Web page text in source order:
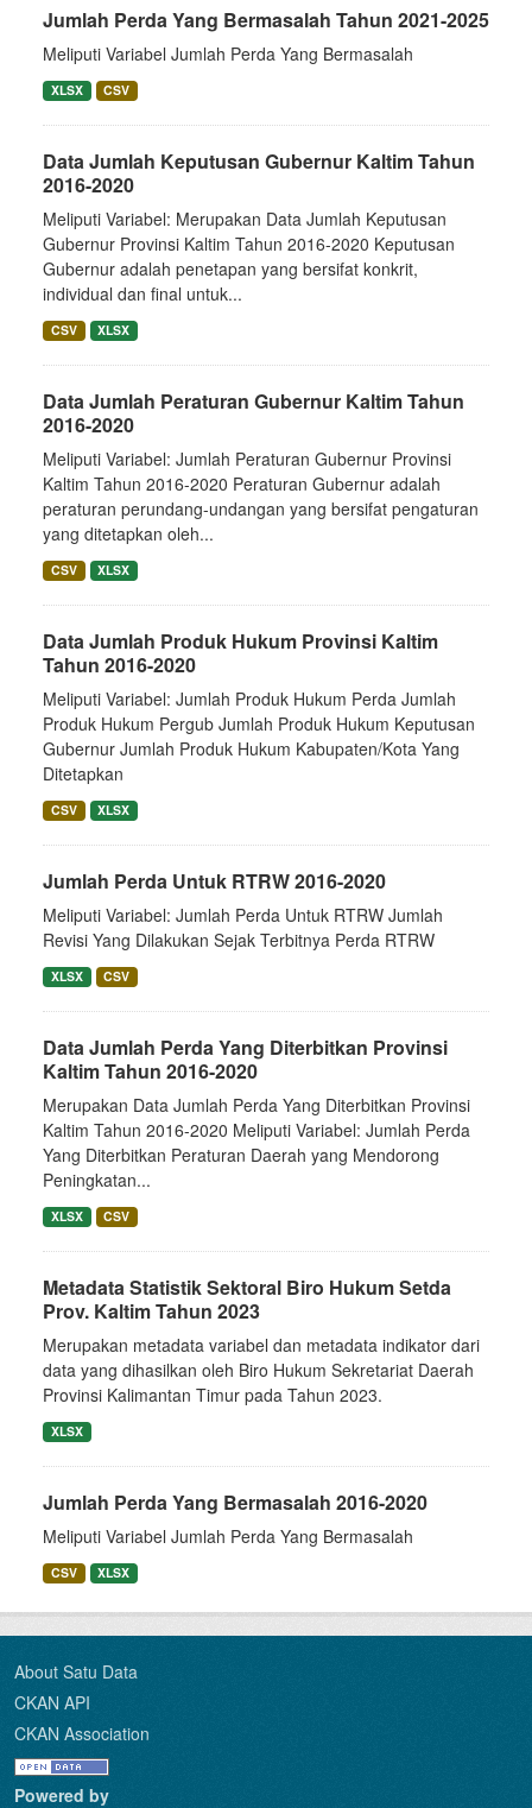
Jumlah Perda Yang Bermasalah Tahun 2021-2025
Meliputi Variabel Jumlah Perda Yang Bermasalah
XLSX CSV
Data Jumlah Keputusan Gubernur Kaltim Tahun
2016-2020
Meliputi Variabel: Merupakan Data Jumlah Keputusan
Gubernur Provinsi Kaltim Tahun 2016-2020 Keputusan
Gubernur adalah penetapan yang bersifat konkrit,
individual dan final untuk...
CSV XLSX
Data Jumlah Peraturan Gubernur Kaltim Tahun
2016-2020
Meliputi Variabel: Jumlah Peraturan Gubernur Provinsi
Kaltim Tahun 2016-2020 Peraturan Gubernur adalah
peraturan perundang-undangan yang bersifat pengaturan
yang ditetapkan oleh...
CSV XLSX
Data Jumlah Produk Hukum Provinsi Kaltim
Tahun 2016-2020
Meliputi Variabel: Jumlah Produk Hukum Perda Jumlah
Produk Hukum Pergub Jumlah Produk Hukum Keputusan
Gubernur Jumlah Produk Hukum Kabupaten/Kota Yang
Ditetapkan
CSV XLSX
Jumlah Perda Untuk RTRW 2016-2020
Meliputi Variabel: Jumlah Perda Untuk RTRW Jumlah
Revisi Yang Dilakukan Sejak Terbitnya Perda RTRW
XLSX CSV
Data Jumlah Perda Yang Diterbitkan Provinsi
Kaltim Tahun 2016-2020
Merupakan Data Jumlah Perda Yang Diterbitkan Provinsi
Kaltim Tahun 2016-2020 Meliputi Variabel: Jumlah Perda
Yang Diterbitkan Peraturan Daerah yang Mendorong
Peningkatan...
XLSX CSV
Metadata Statistik Sektoral Biro Hukum Setda
Prov. Kaltim Tahun 2023
Merupakan metadata variabel dan metadata indikator dari
data yang dihasilkan oleh Biro Hukum Sekretariat Daerah
Provinsi Kalimantan Timur pada Tahun 2023.
XLSX
Jumlah Perda Yang Bermasalah 2016-2020
Meliputi Variabel Jumlah Perda Yang Bermasalah
CSV XLSX
About Satu Data
CKAN API
CKAN Association
Powered by